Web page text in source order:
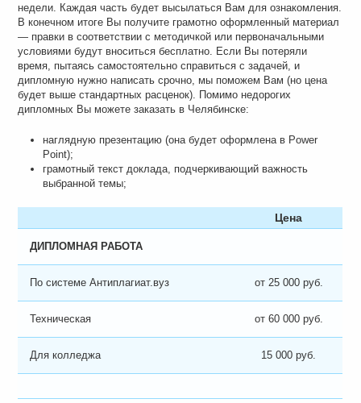
недели. Каждая часть будет высылаться Вам для ознакомления.
В конечном итоге Вы получите грамотно оформленный материал
— правки в соответствии с методичкой или первоначальными
условиями будут вноситься бесплатно. Если Вы потеряли
время, пытаясь самостоятельно справиться с задачей, и
дипломную нужно написать срочно, мы поможем Вам (но цена
будет выше стандартных расценок). Помимо недорогих
дипломных Вы можете заказать в Челябинске:
наглядную презентацию (она будет оформлена в Power
Point);
грамотный текст доклада, подчеркивающий важность
выбранной темы;
Цена
ДИПЛОМНАЯ РАБОТА
По системе Антиплагиат.вуз от 25 000 руб.
Техническая от 60 000 руб.
Для колледжа 15 000 руб.